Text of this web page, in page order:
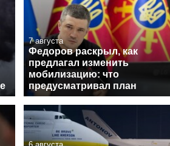
7 августа
Федоров раскрыл, как
предлагал изменить
мобилизацию: что
предусматривал план